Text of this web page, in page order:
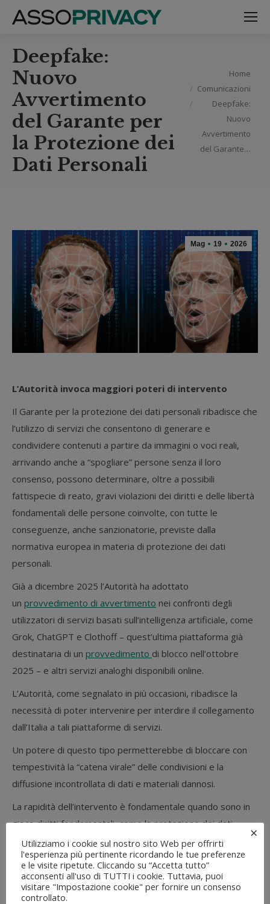
Deepfake:
Nuovo
Avvertimento
del Garante per
la Protezione dei
Dati Personali
Home
Comunicazioni
Deepfake:
Nuovo
Avvertimento
del Garante…
Mag 19 2026
L’Autorità invoca maggiori poteri di intervento
Il Garante per la protezione dei dati personali ribadisce che
l’utilizzo di servizi che consentono di generare e
condividere contenuti a partire da immagini o voci reali,
arrivando anche a “spogliare” persone senza il loro
consenso, possono determinare, oltre a possibili
fattispecie di reato, gravi violazioni dei diritti e delle libertà
fondamentali delle persone coinvolte, con tutte le
conseguenze, anche sanzionatorie, previste dalla
normativa europea in materia di protezione dei dati
personali.
Già a dicembre 2025 l’Autorità ha adottato
un provvedimento di avvertimento nei confronti degli
utilizzatori di servizi basati sull’intelligenza artificiale, come
Grok, ChatGPT e Clothoff – quest’ultima piattaforma già
destinataria di un provvedimento di blocco nell’ottobre
2025 – e altri servizi analoghi disponibili online.
L’Autorità, come segnalato in più occasioni, ribadisce la
necessità di poter intervenire per interdire il collegamento
dall’Italia a tali piattaforme di servizi.
Un potere di questo tipo permetterebbe di bloccare con
tempestività la “catena virale” delle condivisioni e la
diffusione incontrollata di dati e materiali dannosi.
La rapidità dell’intervento è fondamentale quando sono in
gioco diritti fondamentali, come la protezione dei dati
personali: una violazione in questo ambito può provocare
danni gravi e spesso irreversibili.
FONTE:GPDP
Utilizziamo i cookie sul nostro sito Web per offrirti
l'esperienza più pertinente ricordando le tue preferenze
e le visite ripetute. Cliccando su “Accetta tutto”
acconsenti all'uso di TUTTI i cookie. Tuttavia, puoi
visitare "Impostazione cookie" per fornire un consenso
controllato.
×